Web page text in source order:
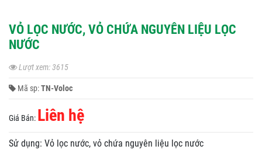
VỎ LỌC NƯỚC, VỎ CHỨA NGUYÊN LIỆU LỌC
NƯỚC
Lượt xem: 3615
Mã sp:TN-Voloc
Giá Bán: Liên hệ
Sử dụng: Vỏ lọc nước, vỏ chứa nguyên liệu lọc nước